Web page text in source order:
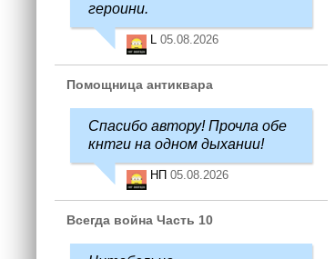
героини.
L 05.08.2026
Помощница антиквара
Спасибо автору! Прочла обе
кнтги на одном дыхании!
НП 05.08.2026
Всегда война Часть 10